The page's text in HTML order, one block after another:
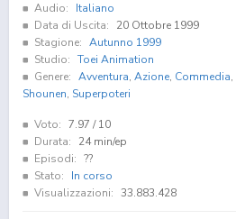
Audio:
Italiano
Data di Uscita:
20 Ottobre 1999
Stagione: Autunno 1999
Studio: Toei Animation
Genere: Avventura, Azione, Commedia,
Shounen, Superpoteri
Voto: 7.97 / 10
Durata:
24 min/ep
Episodi: ??
Stato:
In corso
Visualizzazioni: 33.883.428